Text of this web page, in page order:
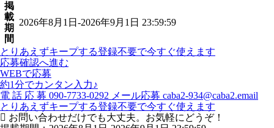
掲
載
期
間
2026年8月1日-2026年9月1日 23:59:59
とりあえずキープする登録不要で今すぐ使えます
応募確認へ進む
WEBで応募
約1分でカンタン入力♪
電 話 応 募 090-7733-0292 メール応募 caba2-934@caba2.email
とりあえずキープする登録不要で今すぐ使えます
お問い合わせだけでも大丈夫。お気軽にどうぞ！